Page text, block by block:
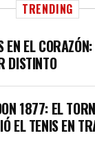
TRENDING
EN EL
DISTINTO
1877: EL
EL TENIS EN